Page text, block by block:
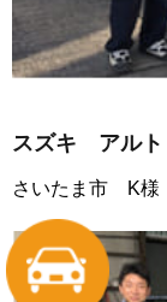
スズキ アルト
さいたま市 K様